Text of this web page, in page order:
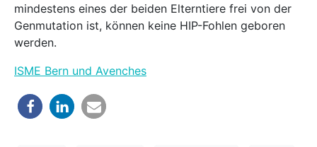
mindestens eines der beiden Elterntiere frei von der
Genmutation ist, können keine HIP-Fohlen geboren
werden.
ISME Bern und Avenches